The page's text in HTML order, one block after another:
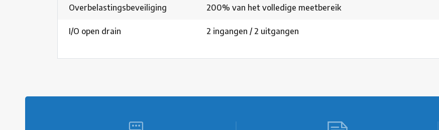
Overbelastingsbeveiliging 200% van het volledige meetbereik
I/O open drain 2 ingangen / 2 uitgangen